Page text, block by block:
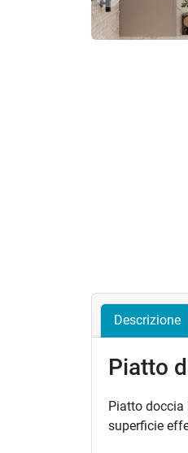
Descrizione
Piatto
Piatto doccia
superficie